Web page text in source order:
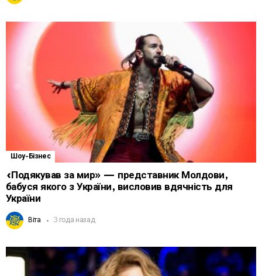
Шоу-Бізнес
«Подякував за мир» — представник Молдови,
бабуся якого з України, висловив вдячність для
України
Віта 3 года назад